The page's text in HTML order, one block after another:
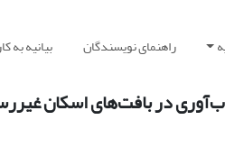
راهنمای نویسندگان بیانیه
در بافت‌های اسکان